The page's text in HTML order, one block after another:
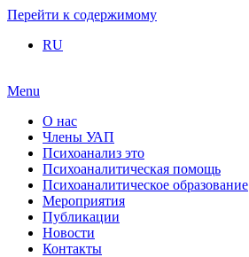
Перейти к содержимому
RU
Menu
О нас
Члены УАП
Психоанализ это
Психоаналитическая помощь
Психоаналитическое образование
Мероприятия
Публикации
Новости
Контакты